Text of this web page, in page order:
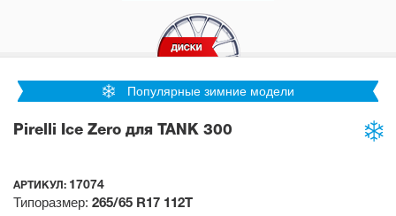
Популярные зимние модели
Pirelli Ice Zero для TANK 300
АРТИКУЛ: 17074
Типоразмер: 265/65 R17 112T